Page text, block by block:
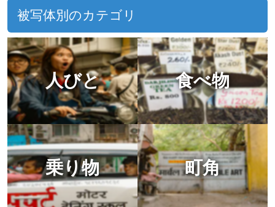
被写体別のカテゴリ
人びと 食べ物
乗り物 町角